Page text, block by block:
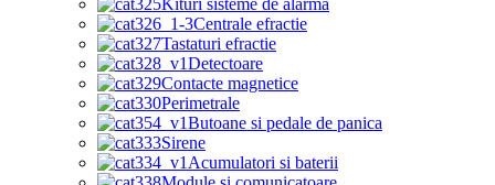
Centrale efractie
Tastaturi efractie
Detectoare
Contacte magnetice
Perimetrale
Butoane si pedale de panica
Sirene
Acumulatori si baterii